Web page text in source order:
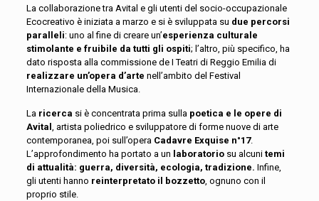
La collaborazione tra Avital e gli utenti del socio-occupazionale
Ecocreativo è iniziata a marzo e si è sviluppata su due percorsi
paralleli: uno al fine di creare un’esperienza culturale
stimolante e fruibile da tutti gli ospiti; l’altro, più specifico, ha
dato risposta alla commissione de I Teatri di Reggio Emilia di
realizzare un’opera d’arte nell’ambito del Festival
Internazionale della Musica.
La ricerca si è concentrata prima sulla poetica e le opere di
Avital , artista poliedrico e sviluppatore di forme nuove di arte
contemporanea, poi sull’opera Cadavre Exquise n°17.
L’approfondimento ha portato a un laboratorio su alcuni temi
di attualità: guerra, diversità, ecologia, tradizione. Infine,
gli utenti hanno reinterpretato il bozzetto, ognuno con il
proprio stile.